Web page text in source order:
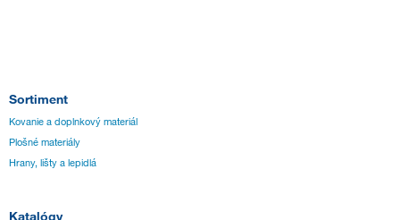
Sortiment
Kovanie a doplnkový materiál
Plošné materiály
Hrany, lišty a lepidlá
Katalógy